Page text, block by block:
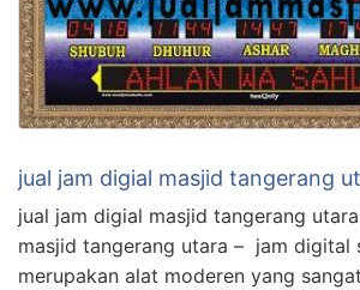
jual jam digial masjid tangerang
jual jam digial masjid tangerang
masjid tangerang utara – jam digital
merupakan alat moderen yang